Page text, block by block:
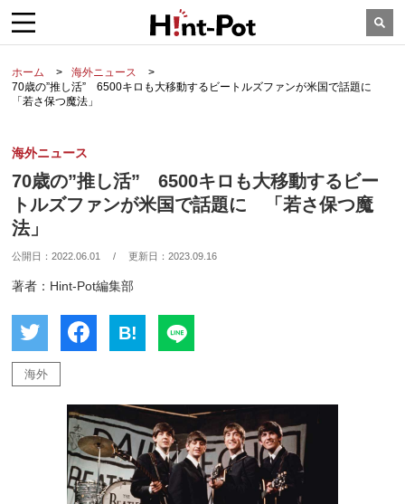
ホーム
海外ニュース
70歳の”推し活” 6500キロも大移動するビートルズファンが米国で話題に
「若さ保つ魔法」
海外ニュース
70歳の”推し活” 6500キロも大移動するビー
トルズファンが米国で話題に 「若さ保つ魔
法」
公開日：2022.06.01 / 更新日：2023.09.16
著者：Hint-Pot編集部
B!
海外